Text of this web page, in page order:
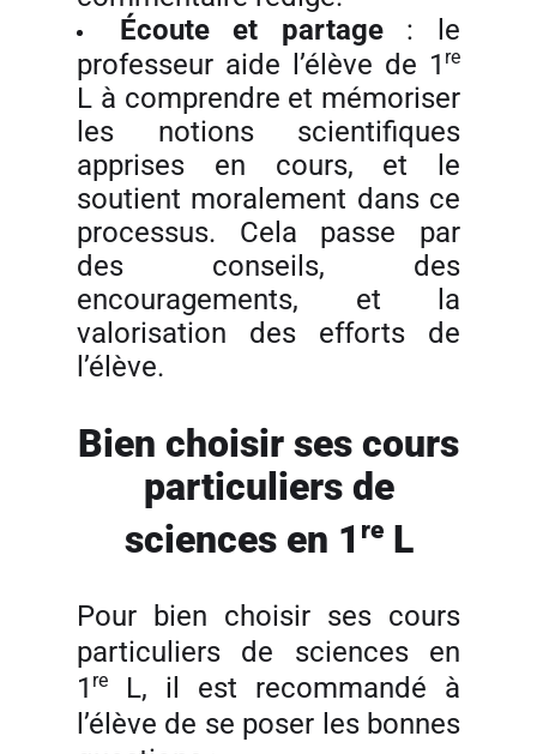
Écoute et partage: le
professeur aide l’élève de 1 re
L à comprendre et mémoriser
les notions scientifiques
apprises en cours, et le
soutient moralement dans ce
processus. Cela passe par
des conseils, des
encouragements, et la
valorisation des efforts de
l’élève.
Bien choisir ses cours
particuliers de
sciences en 1 reL
Pour bien choisir ses cours
particuliers de sciences en
1 re
L, il est recommandé à
l’élève de se poser les bonnes